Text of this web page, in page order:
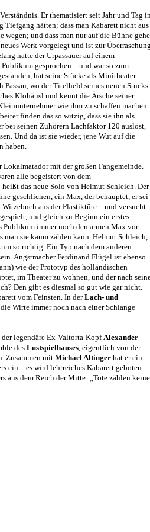
Er thematisiert seit Jahr und Tag
Tiefgang hätten; dass man Kabarett nicht aus
und dass man nur auf die Bühne
Werk vorgelegt und ist zur Überraschung
hatte der Urpassauer auf einem
gesprochen – und war so zum
hat seine Stücke als Minitheater
wo der Titelheld seines neuen Stücks
Klohäusl und kennt die Ärsche seiner
wie ihm zu schaffen
finden das so witzig, dass sie ihn als
bei seinen Zuhörern Lachfaktor 120 auslöst,
Und da ist sie wieder, jene Wut auf die
haben.
Lokalmatador mit der großen Fangemeinde.
alle begeistert von dem
das neue Solo von Helmut Schleich. Der
geschlichen, ein Max, der behauptet, er sei
aus der Plastiktüte – und versucht
und gleich zu Beginn ein erstes
Publikum immer noch den armen Max vor
man sie kaum zählen kann. Helmut Schleich,
so richtig. Ein Typ nach dem anderen
Angstmacher Ferdinand Flügel ist ebenso
wie der Prototyp des holländischen
im Theater zu wohnen, und der nach
Den gibt es diesmal so gut wie gar nicht.
vom Feinsten. In derLach- und
Wirte immer noch nach einer Schlange
legendäre Ex-Valtorta-KopfAlexander
des Lustspielhauses, eigentlich von der
Zusammen mit Michael Altinger hat er ein
ein – es wird lehrreiches Kabarett geboten.
aus dem Reich der Mitte: „Tote zählen keine